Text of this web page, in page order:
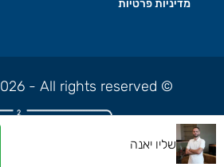
שליו יאנה
מדיניות פרטיות
© Next Place 2026 - All rights reserved